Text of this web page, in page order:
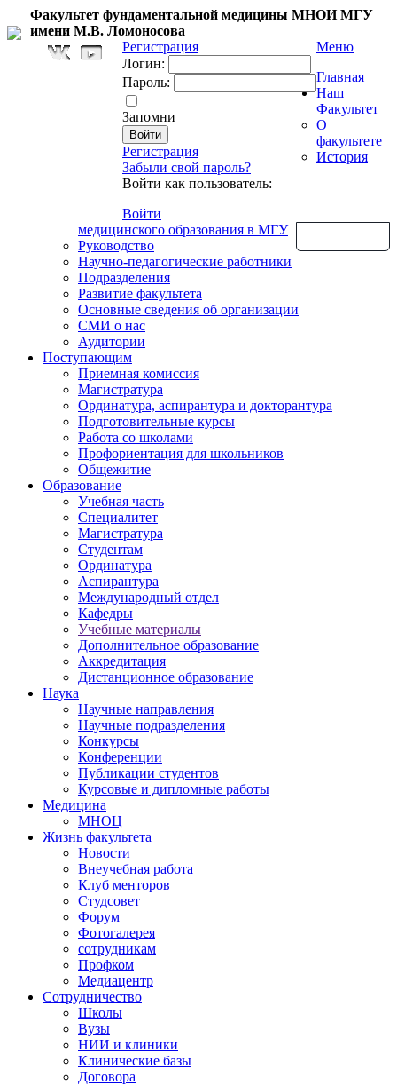
Факультет фундаментальной медицины МНОИ МГУ
имени М.В. Ломоносова
Регистрация
Логин:
Пароль:
Запомни
Регистрация
Забыли свой пароль?
Войти как пользователь:
Войти
Меню
Главная
Наш
Факультет
О
факультете
История
медицинского образования в МГУ
Руководство
Научно-педагогические работники
Подразделения
Развитие факультета
Основные сведения об организации
СМИ о нас
Аудитории
Поступающим
Приемная комиссия
Магистратура
Ординатура, аспирантура и докторантура
Подготовительные курсы
Работа со школами
Профориентация для школьников
Общежитие
Образование
Учебная часть
Специалитет
Магистратура
Студентам
Ординатура
Аспирантура
Международный отдел
Кафедры
Учебные материалы
Дополнительное образование
Аккредитация
Дистанционное образование
Наука
Научные направления
Научные подразделения
Конкурсы
Конференции
Публикации студентов
Курсовые и дипломные работы
Медицина
МНОЦ
Жизнь факультета
Новости
Внеучебная работа
Клуб менторов
Студсовет
Форум
Фотогалерея
сотрудникам
Профком
Медиацентр
Сотрудничество
Школы
Вузы
НИИ и клиники
Клинические базы
Договора